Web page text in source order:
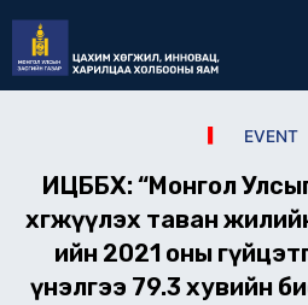
content
EVENT
ИЦББХ: “Монгол
хөгжүүлэх таван
ийн 2021 оны
үнэлгээ 79.3 хувийн